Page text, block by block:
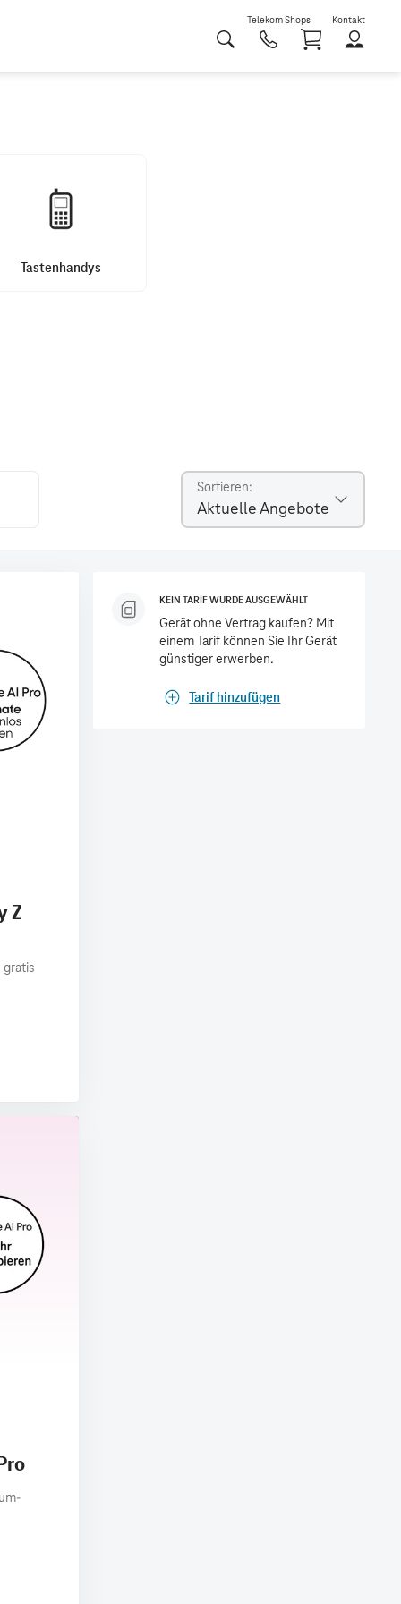
Telekom Shops Kontakt
Tastenhandys
Sortieren
Aktuelle Angebote
Z
gratis
KEIN TARIF WURDE AUSGEWÄHLT
Gerät ohne Vertrag kaufen? Mit
einem Tarif können Sie Ihr Gerät
günstiger erwerben.
Tarif hinzufügen